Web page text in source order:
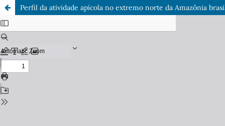
Perfil da atividade apícola no extremo norte da Amazônia